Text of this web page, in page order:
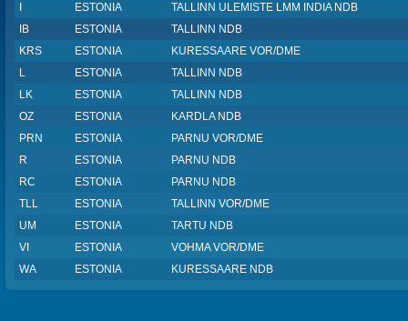
ESTONIA
TALLINN ULEMISTE LMM INDIA NDB
IB
ESTONIA
TALLINN NDB
KRS
ESTONIA
KURESSAARE VOR/DME
L
ESTONIA
TALLINN NDB
LK
ESTONIA
TALLINN NDB
OZ
ESTONIA
KARDLA NDB
PRN
ESTONIA
PARNU VOR/DME
R
ESTONIA
PARNU NDB
RC
ESTONIA
PARNU NDB
TLL
ESTONIA
TALLINN VOR/DME
UM
ESTONIA
TARTU NDB
VI
ESTONIA
VOHMA VOR/DME
WA
ESTONIA KURESSAARE NDB